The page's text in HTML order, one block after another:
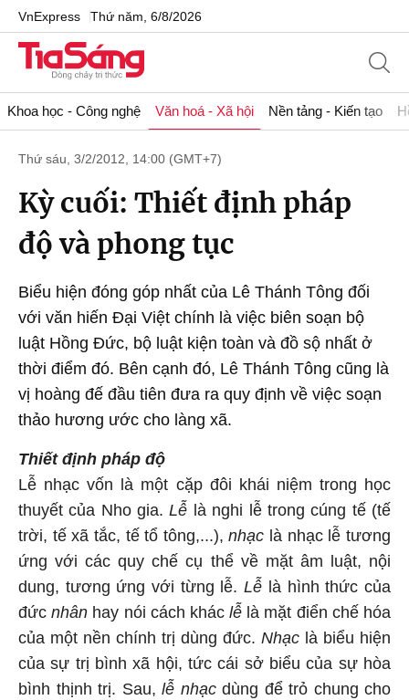
VnExpress Thứ năm, 6/8/2026
Khoa học - Công nghệ Văn hoá - Xã hội Nền tảng - Kiến tạo
Thứ sáu, 3/2/2012, 14:00 (GMT+7)
Kỳ cuối: Thiết định pháp
độ và phong tục
Biểu hiện đóng góp nhất của Lê Thánh Tông đối
với văn hiến Đại Việt chính là việc biên soạn bộ
luật Hồng Đức, bộ luật kiện toàn và đồ sộ nhất ở
thời điểm đó. Bên cạnh đó, Lê Thánh Tông cũng là
vị hoàng đế đầu tiên đưa ra quy định về việc soạn
thảo hương ước cho làng xã.
Thiết định pháp độ
Lễ nhạc vốn là một cặp đôi khái niệm trong học
thuyết của Nho gia.Lễ là nghi lễ trong cúng tế (tế
trời, tế xã tắc, tế tổ tông,...),nhạc là nhạc lễ tương
ứng với các quy chế cụ thể về mặt âm luật, nội
dung, tương ứng với từng lễ.Lễ là hình thức của
đứcnhân hay nói cách kháclễ là mặt điển chế hóa
của một nền chính trị dùng đức. Nhạc là biểu hiện
của sự trị bình xã hội, tức cái sở biểu của sự hòa
bình thịnh trị. Sau, lễ nhạcdùng để trỏ chung cho